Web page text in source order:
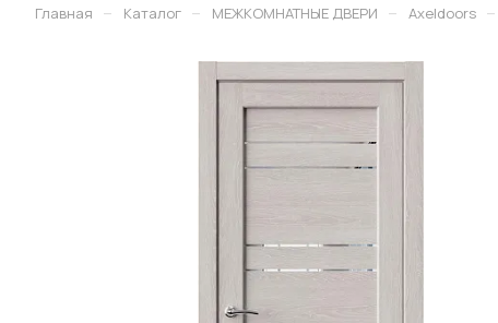
Главная – Каталог – МЕЖКОМНАТНЫЕ ДВЕРИ – Axeldoors –